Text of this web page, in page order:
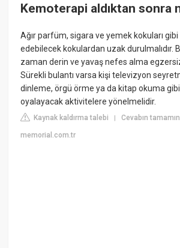
Kemoterapi aldıktan sonra
Ağır parfüm, sigara ve yemek kokuları gibi
edebilecek kokulardan uzak durulmalıdır.
zaman derin ve yavaş nefes alma
Sürekli bulantı varsa kişi televizyon
dinleme, örgü örme ya da kitap okuma
oyalayacak aktivitelere yönelmelidir.
Kaynak kaldırma talebi |Cevabın
memorial.com.tr